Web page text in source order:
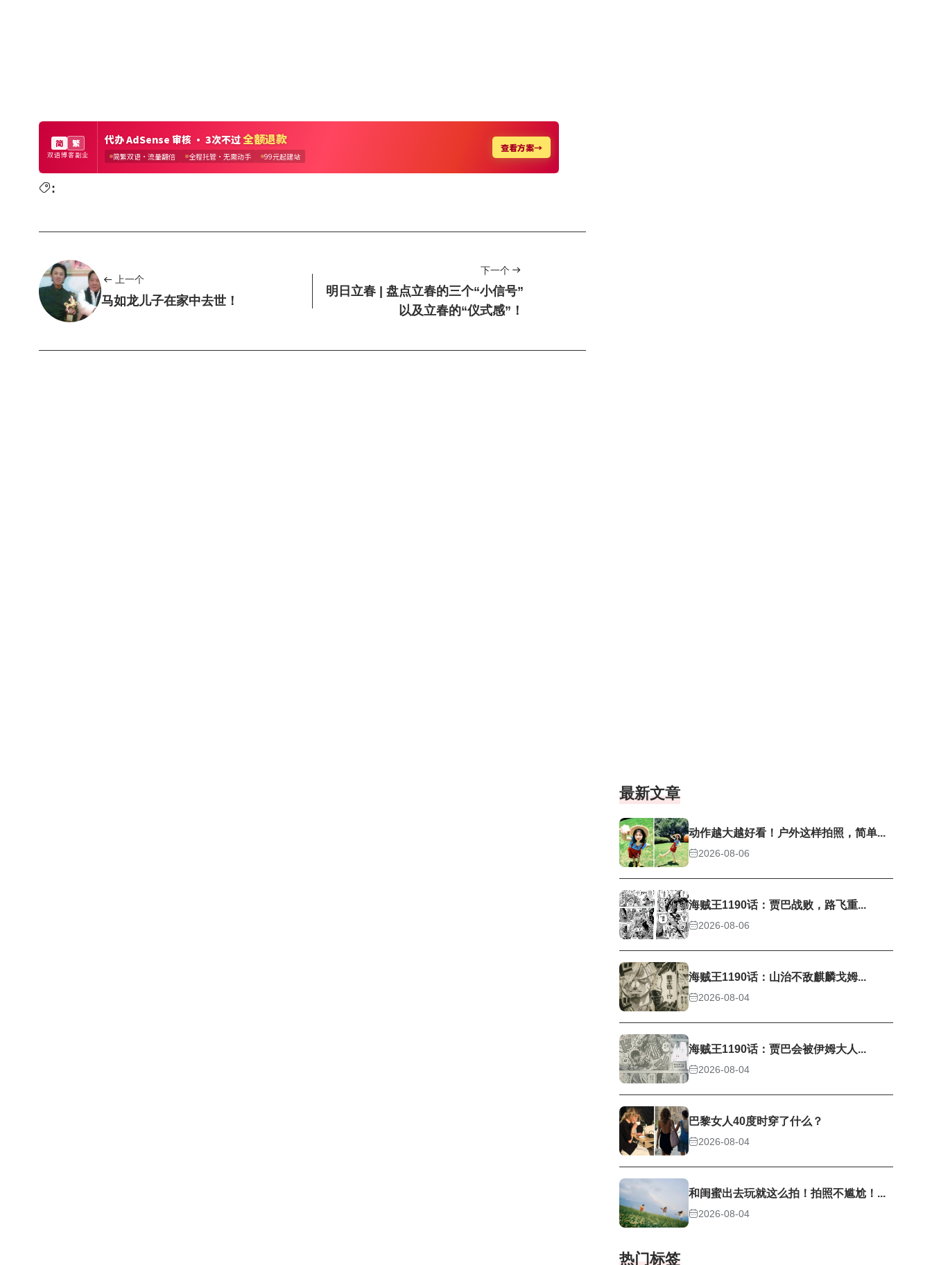
:
上一个
马如龙儿子在家中去世！
下一个
明日立春 | 盘点立春的三个“小信号”
以及立春的“仪式感”！
最新文章
动作越大越好看！户外这样拍照，简单...
2026-08-06
海贼王1190话：贾巴战败，路飞重...
2026-08-06
海贼王1190话：山治不敌麒麟戈姆...
2026-08-04
海贼王1190话：贾巴会被伊姆大人...
2026-08-04
巴黎女人40度时穿了什么？
2026-08-04
和闺蜜出去玩就这么拍！拍照不尴尬！...
2026-08-04
热门标签